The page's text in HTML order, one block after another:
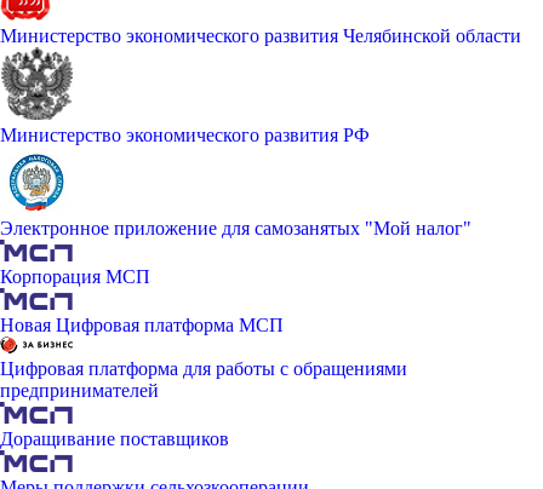
Министерство экономического развития Челябинской области
Министерство экономического развития РФ
Электронное приложение для самозанятых "Мой налог"
Корпорация МСП
Новая Цифровая платформа МСП
Цифровая платформа для работы с обращениями
предпринимателей
Доращивание поставщиков